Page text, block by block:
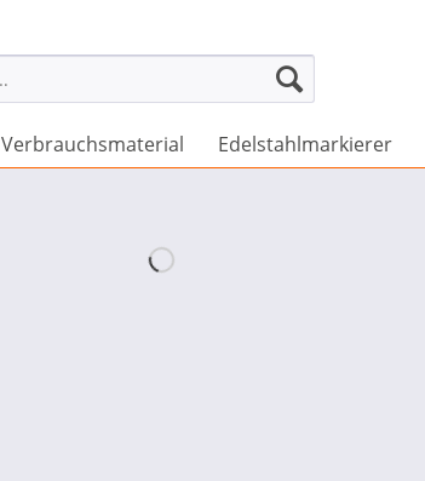
Verbrauchsmaterial Edelstahlmarkierer